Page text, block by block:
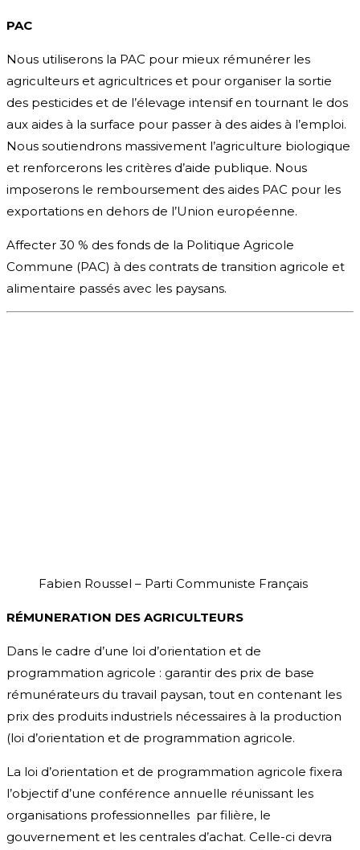
PAC
Nous utiliserons la PAC pour mieux rémunérer les
agriculteurs et agricultrices et pour organiser la sortie
des pesticides et de l’élevage intensif en tournant le dos
aux aides à la surface pour passer à des aides à l’emploi.
Nous soutiendrons massivement l’agriculture biologique
et renforcerons les critères d’aide publique. Nous
imposerons le remboursement des aides PAC pour les
exportations en dehors de l’Union européenne.
Affecter 30 % des fonds de la Politique Agricole
Commune (PAC) à des contrats de transition agricole et
alimentaire passés avec les paysans.
Fabien Roussel – Parti Communiste Français
RÉMUNERATION DES AGRICULTEURS
Dans le cadre d’une loi d’orientation et de
programmation agricole : garantir des prix de base
rémunérateurs du travail paysan, tout en contenant les
prix des produits industriels nécessaires à la production
(loi d’orientation et de programmation agricole.
La loi d’orientation et de programmation agricole fixera
l’objectif d’une conférence annuelle réunissant les
organisations professionnelles par filière, le
gouvernement et les centrales d’achat. Celle-ci devra